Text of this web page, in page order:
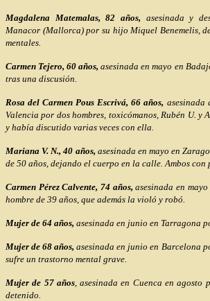
Magdalena Matemalas, 82 años, asesinada y
Manacor (Mallorca) por su hijo Miquel Benemelis,
mentales.
Carmen Tejero, 60 años,asesinada en mayo en
tras una discusión.
Rosa del Carmen Pous Escrivá, 66 años, asesinada
Valencia por dos hombres, toxicómanos, Rubén U. y
y había discutido varias veces con ella.
Mariana V. N., 40 años, asesinada en mayo en
de 50 años, dejando el cuerpo en la calle. Ambos con
Carmen Pérez Calvente, 74 años,asesinada en
hombre de 39 años, que además la violó y robó.
Mujer de 64 años, asesinada en junio en Tarragona
Mujer de 68 años,asesinada en junio en Barcelona
sufre un trastorno mental grave.
Mujer de 57 años, asesinada en Cuenca en agosto
detenido.